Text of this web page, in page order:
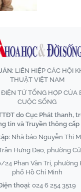
LIÊN HIỆP CÁC HỘI
THUẬT VIỆT NAM
TỬ TỔNG HỢP CỦA
CUỘC SỐNG
do Cục Phát thanh,
tin và Truyền thông
Nhà báo Nguyễn Thị
Hưng Đạo, phường
24 Phan Văn Trị, phường
phố Hồ Chí Minh
thoại: 024 6 254 3519